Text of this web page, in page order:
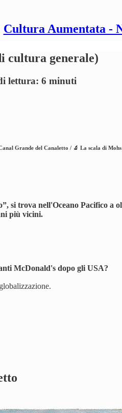
Cultura Aumentata -
cultura generale)
lettura: 6 minuti
Grande del Canaletto / 🔬 La scala di
si trova nell'Oceano Pacifico a
più vicini.
McDonald's dopo gli USA?